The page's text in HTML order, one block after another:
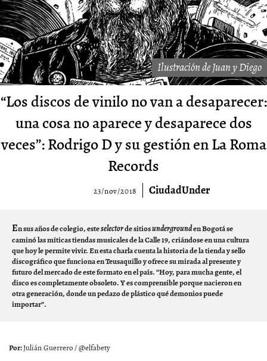
Ilustración de Juan y Diego
“Los discos de vinilo no van a desaparecer:
una cosa no aparece y desaparece dos
veces”: Rodrigo D y su gestión en La Roma
Records
23/nov/2018 CiudadUnder
En sus años de colegio, esteselectorde sitiosundergrounden Bogotá se
caminó las míticas tiendas musicales de la Calle 19, criándose en una cultura
que hoy le permite vivir. En esta charla cuenta la historia de la tienda y sello
discográfico que funciona en Teusaquillo y ofrece su mirada al presente y
futuro del mercado de este formato en el país. “Hoy, para mucha gente, el
disco es completamente obsoleto. Y es comprensible porque nacieron en
otra generación, donde un pedazo de plástico qué demonios puede
importar”.
Julián Guerrero / @elfabety